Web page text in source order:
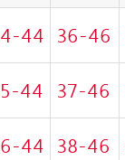
44 36-46
44 37-46
44 38-46